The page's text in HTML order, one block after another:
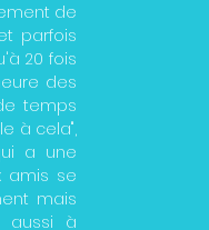
de
parfois
20 fois
des
temps
à cela",
a une
amis se
mais
aussi à